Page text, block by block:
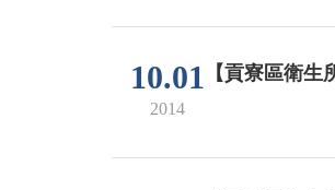
10.01
2014
【貢寮區衛生